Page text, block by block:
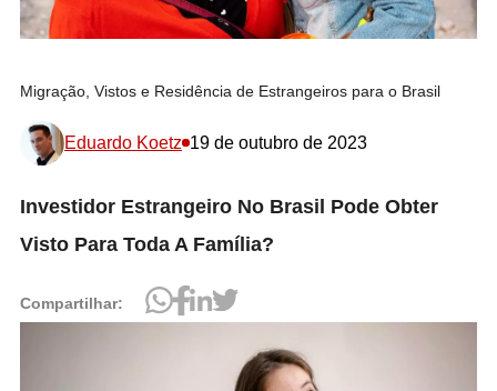
Migração, Vistos e Residência de Estrangeiros para o Brasil
Eduardo Koetz 19 de outubro de 2023
Investidor Estrangeiro No Brasil Pode Obter
Visto Para Toda A Família?
Compartilhar: